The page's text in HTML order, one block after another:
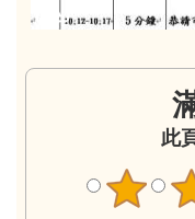
此